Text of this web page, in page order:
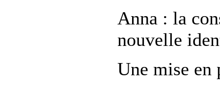
Anna : la
nouvelle
Une mise en